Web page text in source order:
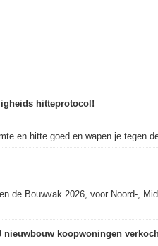
hitteprotocol!
en hitte goed en wapen je tegen
de Bouwvak 2026, voor Noord-,
nieuwbouw koopwoningen